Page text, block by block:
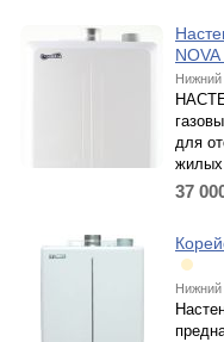
Нижний
для
жилых
37
Нижний